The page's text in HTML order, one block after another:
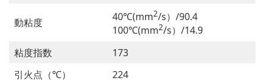
動粘度 40℃(mm2/s）/90.4
100℃(mm2/s）/14.9
粘度指数
173
引火点（℃）
224